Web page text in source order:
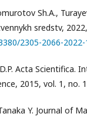
Sh.A.,
sredstv,
2305-2066-2022-
Acta Scientifica.
2015, vol. 1, no.
Y. Journal of